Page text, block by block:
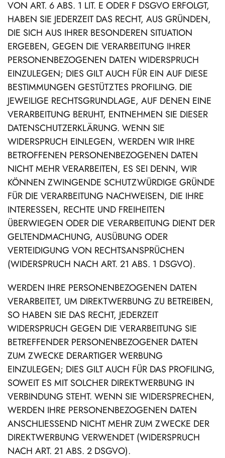
VON ART. 6 ABS. 1 LIT. E ODER F DSGVO ERFOLGT,
HABEN SIE JEDERZEIT DAS RECHT, AUS GRÜNDEN,
DIE SICH AUS IHRER BESONDEREN SITUATION
ERGEBEN, GEGEN DIE VERARBEITUNG IHRER
PERSONENBEZOGENEN DATEN WIDERSPRUCH
EINZULEGEN; DIES GILT AUCH FÜR EIN AUF DIESE
BESTIMMUNGEN GESTÜTZTES PROFILING. DIE
JEWEILIGE RECHTSGRUNDLAGE, AUF DENEN EINE
VERARBEITUNG BERUHT, ENTNEHMEN SIE DIESER
DATENSCHUTZERKLÄRUNG. WENN SIE
WIDERSPRUCH EINLEGEN, WERDEN WIR IHRE
BETROFFENEN PERSONENBEZOGENEN DATEN
NICHT MEHR VERARBEITEN, ES SEI DENN, WIR
KÖNNEN ZWINGENDE SCHUTZWÜRDIGE GRÜNDE
FÜR DIE VERARBEITUNG NACHWEISEN, DIE IHRE
INTERESSEN, RECHTE UND FREIHEITEN
ÜBERWIEGEN ODER DIE VERARBEITUNG DIENT DER
GELTENDMACHUNG, AUSÜBUNG ODER
VERTEIDIGUNG VON RECHTSANSPRÜCHEN
(WIDERSPRUCH NACH ART. 21 ABS. 1 DSGVO).
WERDEN IHRE PERSONENBEZOGENEN DATEN
VERARBEITET, UM DIREKTWERBUNG ZU BETREIBEN,
SO HABEN SIE DAS RECHT, JEDERZEIT
WIDERSPRUCH GEGEN DIE VERARBEITUNG SIE
BETREFFENDER PERSONENBEZOGENER DATEN
ZUM ZWECKE DERARTIGER WERBUNG
EINZULEGEN; DIES GILT AUCH FÜR DAS PROFILING,
SOWEIT ES MIT SOLCHER DIREKTWERBUNG IN
VERBINDUNG STEHT. WENN SIE WIDERSPRECHEN,
WERDEN IHRE PERSONENBEZOGENEN DATEN
ANSCHLIESSEND NICHT MEHR ZUM ZWECKE DER
DIREKTWERBUNG VERWENDET (WIDERSPRUCH
NACH ART. 21 ABS. 2 DSGVO).